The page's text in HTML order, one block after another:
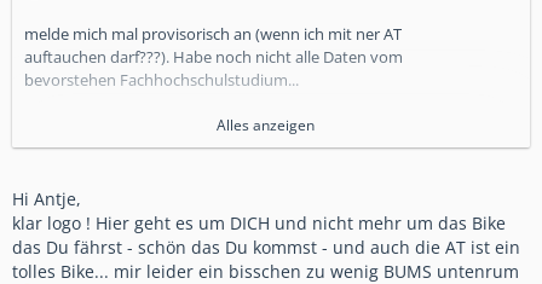
melde mich mal provisorisch an (wenn ich mit ner AT
auftauchen darf???). Habe noch nicht alle Daten vom
bevorstehen Fachhochschulstudium...
Offizielle Anmeldung und Kohle in den kommenden Tagen.
Alles anzeigen
Hi Antje,
klar logo ! Hier geht es um DICH und nicht mehr um das Bike
das Du fährst - schön das Du kommst - und auch die AT ist ein
tolles Bike... mir leider ein bisschen zu wenig BUMS untenrum